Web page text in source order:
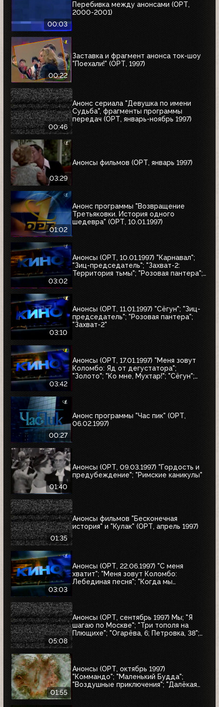
00:03
Перебивка между анонсами (ОРТ,
2000-2001)
00:22
Заставка и фрагмент анонса ток-шоу
"Поехали!" (ОРТ, 1997)
00:46
Анонс сериала "Девушка по имени
Судьба", фрагменты программы
передач (ОРТ, январь-ноябрь 1997)
03:29
Анонсы фильмов (ОРТ, январь 1997)
01:02
Анонс программы "Возвращение
Третьяковки. История одного
шедевра" (ОРТ, 10.01.1997)
03:02
Анонсы (ОРТ, 10.01.1997) "Карнавал";
"Зиц-председатель"; "Захват-2:
Территория тьмы"; "Розовая пантера";
03:10
Анонсы (ОРТ, 11.01.1997) "Сёгун"; "Зиц-
председатель"; "Розовая пантера";
"Захват-2"
03:42
Анонсы (ОРТ, 17.01.1997) "Меня зовут
Коломбо: Яд от дегустатора";
"Золото"; "Ко мне, Мухтар!"; "Сёгун";
00:27
Анонс программы "Час пик" (ОРТ,
06.02.1997)
01:40
Анонсы (ОРТ, 09.03.1997) "Гордость и
предубеждение"; "Римские каникулы"
01:35
Анонсы фильмов "Бесконечная
история" и "Кулак" (ОРТ, апрель 1997)
03:03
Анонсы (ОРТ, 22.06.1997) "С меня
хватит"; "Меня зовут Коломбо:
Лебединая песня"; "Когда мы
05:08
Анонсы (ОРТ, сентябрь 1997) Мы; "Я
шагаю по Москве"; "Три тополя на
Плющихе"; "Огарёва, 6; Петровка, 38";
01:55
Анонсы (ОРТ, октябрь 1997)
"Коммандо"; "Маленький Будда";
"Воздушные приключения"; "Далёкая